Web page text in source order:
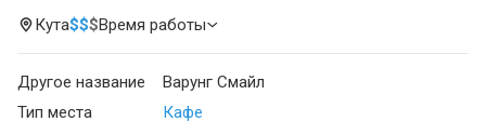
Кута$$$Время работы
Другое название
Варунг Смайл
Тип места
Кафе